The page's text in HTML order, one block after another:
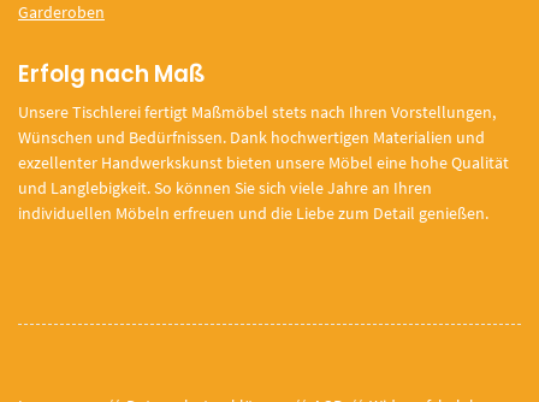
Garderoben
Erfolg nach Maß
Unsere Tischlerei fertigt Maßmöbel stets nach Ihren Vorstellungen,
Wünschen und Bedürfnissen. Dank hochwertigen Materialien und
exzellenter Handwerkskunst bieten unsere Möbel eine hohe Qualität
und Langlebigkeit. So können Sie sich viele Jahre an Ihren
individuellen Möbeln erfreuen und die Liebe zum Detail genießen.